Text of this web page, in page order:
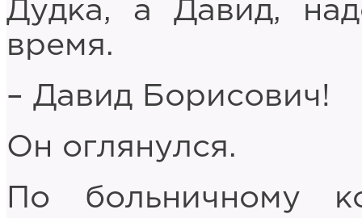
Дудка, а Давид,
время.
– Давид Борисович!
Он оглянулся.
По больничному